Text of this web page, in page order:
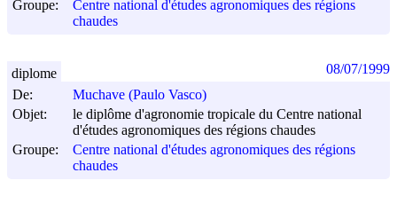
Groupe:
Centre national d'études agronomiques des régions
chaudes
De:
Muchave (Paulo Vasco)
Objet:
le diplôme d'agronomie tropicale du Centre national
d'études agronomiques des régions chaudes
Groupe:
Centre national d'études agronomiques des régions
chaudes
diplome 08/07/1999